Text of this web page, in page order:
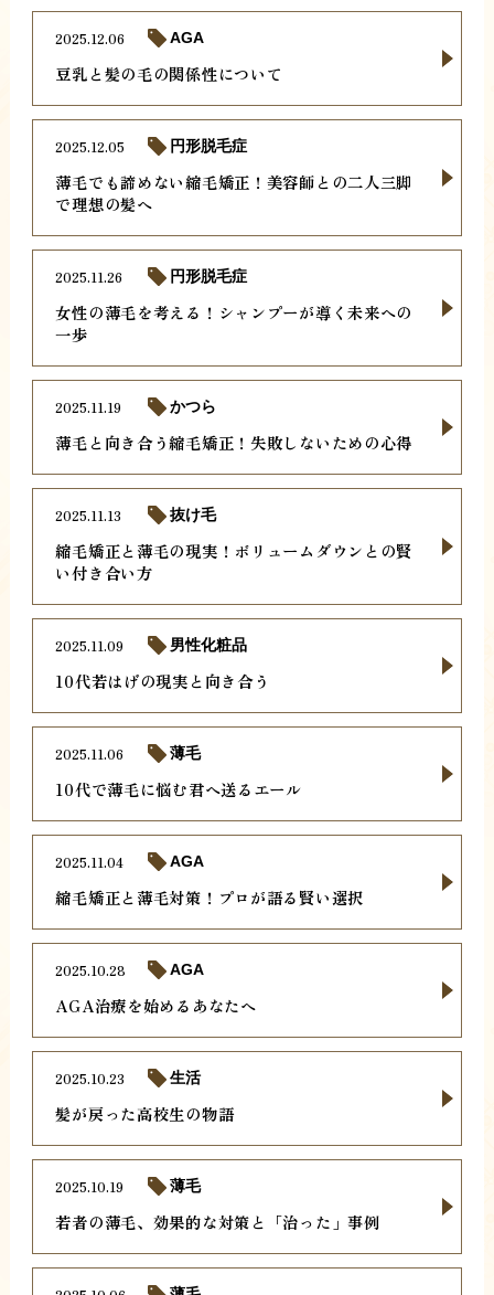
豆乳と髪の毛の関係性について
2025.12.06 AGA
薄毛でも諦めない縮毛矯正！美容師との二人三脚
で理想の髪へ
2025.12.05 円形脱毛症
女性の薄毛を考える！シャンプーが導く未来への
一歩
2025.11.26 円形脱毛症
薄毛と向き合う縮毛矯正！失敗しないための心得
2025.11.19 かつら
縮毛矯正と薄毛の現実！ボリュームダウンとの賢
い付き合い方
2025.11.13 抜け毛
10代若はげの現実と向き合う
2025.11.09 男性化粧品
10代で薄毛に悩む君へ送るエール
2025.11.06 薄毛
縮毛矯正と薄毛対策！プロが語る賢い選択
2025.11.04 AGA
AGA治療を始めるあなたへ
2025.10.28 AGA
髪が戻った高校生の物語
2025.10.23 生活
若者の薄毛、効果的な対策と「治った」事例
2025.10.19 薄毛